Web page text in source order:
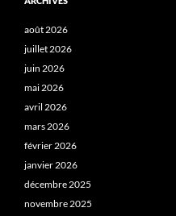
août 2026
juillet 2026
juin 2026
mai 2026
avril 2026
mars 2026
février 2026
janvier 2026
décembre 2025
novembre 2025